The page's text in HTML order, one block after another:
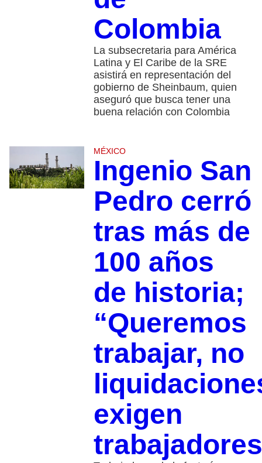
Colombia
La subsecretaria para América
Latina y El Caribe de la SRE
asistirá en representación del
gobierno de Sheinbaum, quien
aseguró que busca tener una
buena relación con Colombia
MÉXICO
Ingenio San
Pedro cerró
tras más de
100 años
de historia;
“Queremos
trabajar, no
exigen
trabajadores